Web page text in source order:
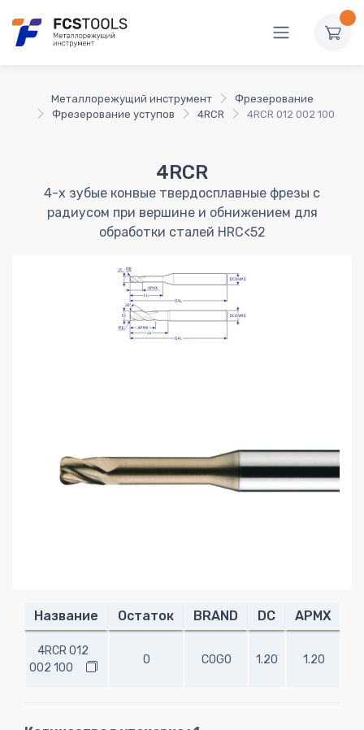
Металлорежущий инструмент
Фрезерование
Фрезерование уступов
4RCR 4RCR 012 002 100
4RCR
4-х зубые конвые твердосплавные фрезы с
радиусом при вершине и обнижением для
обработки сталей HRC<52
Название Остаток BRAND DC APMX
4RCR 012
002 100
0 COGO 1.20 1.20